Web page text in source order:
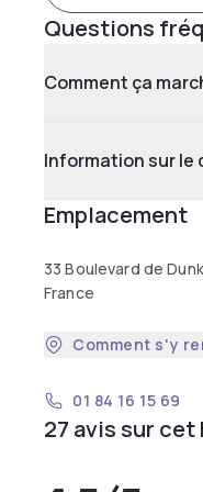
Questions
Comment ça
Information sur le
Emplacement
33 Boulevard de
France
Comment s'y
01 84 16 15 69
27 avis sur cet